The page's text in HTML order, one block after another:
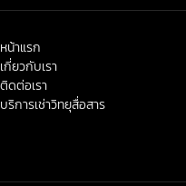
หน้าแรก
เกี่ยวกับเรา
ติดต่อเรา
บริการเช่าวิทยุสื่อสาร